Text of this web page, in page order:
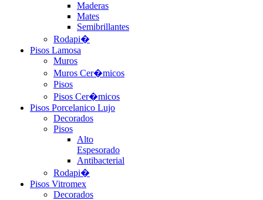
Maderas
Mates
Semibrillantes
Rodapi�
Pisos Lamosa
Muros
Muros Cer�micos
Pisos
Pisos Cer�micos
Pisos Porcelanico Lujo
Decorados
Pisos
Alto
Espesorado
Antibacterial
Rodapi�
Pisos Vitromex
Decorados